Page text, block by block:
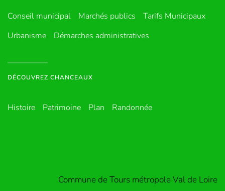
Conseil municipal Marchés publics
Tarifs Municipaux
Urbanisme
Démarches administratives
DÉCOUVREZ CHANCEAUX
Histoire Patrimoine Plan Randonnée
Commune de Tours métropole Val de Loire